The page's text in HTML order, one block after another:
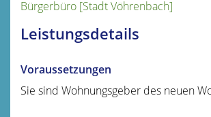
Bürgerbüro [Stadt Vöhrenbach]
Leistungsdetails
Voraussetzungen
Sie sind Wohnungsgeber des neuen